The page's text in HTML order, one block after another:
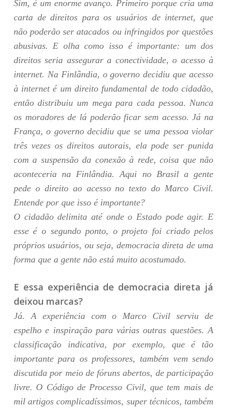
Sim, é um enorme avanço. Primeiro porque cria uma
carta de direitos para os usuários de internet, que
não poderão ser atacados ou infringidos por questões
abusivas. E olha como isso é importante: um dos
direitos seria assegurar a conectividade, o acesso à
internet. Na Finlândia, o governo decidiu que acesso
à internet é um direito fundamental de todo cidadão,
então distribuiu um mega para cada pessoa. Nunca
os moradores de lá poderão ficar sem acesso. Já na
França, o governo decidiu que se uma pessoa violar
três vezes os direitos autorais, ela pode ser punida
com a suspensão da conexão à rede, coisa que não
aconteceria na Finlândia. Aqui no Brasil a gente
pede o direito ao acesso no texto do Marco Civil.
Entende por que isso é importante?
O cidadão delimita até onde o Estado pode agir. E
esse é o segundo ponto, o projeto foi criado pelos
próprios usuários, ou seja, democracia direta de uma
forma que a gente não está muito acostumado.
E essa experiência de democracia direta já
deixou marcas?
Já. A experiência com o Marco Civil serviu de
espelho e inspiração para várias outras questões. A
classificação indicativa, por exemplo, que é tão
importante para os professores, também vem sendo
discutida por meio de fóruns abertos, de participação
livre. O Código de Processo Civil, que tem mais de
mil artigos complicadíssimos, super técnicos, também